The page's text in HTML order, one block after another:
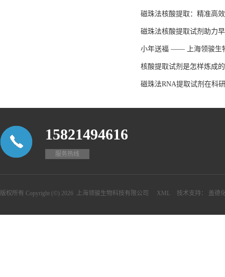
磁珠法核酸提取：精准高
磁珠法核酸提取试剂助力
小年送福 —— 上海领骏生
核酸提取试剂是怎样炼成的
磁珠法RNA提取试剂在科
15821494616
服务热线
版权所有 Copyright (©) 2026 上海领骏生物科技有限公司 XML 技术支持： 盖德